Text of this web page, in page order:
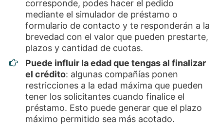
corresponde, podes hacer el pedido
mediante el simulador de préstamo o
formulario de contacto y te responderán a la
brevedad con el valor que pueden prestarte,
plazos y cantidad de cuotas.
Puede influir la edad que tengas al finalizar
el crédito: algunas compañías ponen
restricciones a la edad máxima que pueden
tener los solicitantes cuando finalice el
préstamo. Esto puede generar que el plazo
máximo permitido sea más acotado.